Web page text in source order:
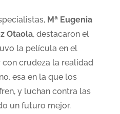
Mª Eugenia
Otaola, destacaron el
la película en el
crudeza la realidad
esa en la que los
y luchan contra las
un futuro mejor.